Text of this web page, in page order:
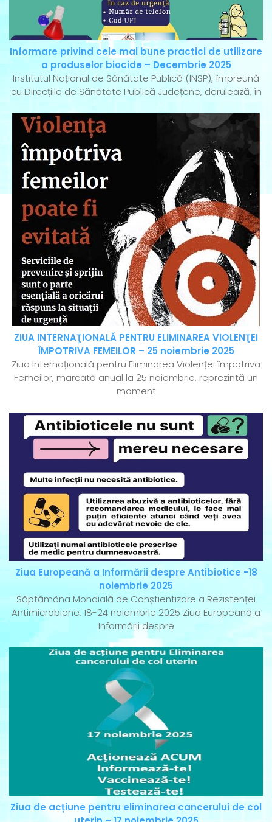
Informare privind cele mai bune practici de utilizare
a produselor biocide – Decembrie 2025
Institutul Național de Sănătate Publică (INSP), împreună
cu Direcțiile de Sănătate Publică Județene, derulează, în
ZIUA INTERNAŢIONALĂ PENTRU ELIMINAREA VIOLENŢEI
ÎMPOTRIVA FEMEILOR – 25 noiembrie 2025
Ziua Internațională pentru Eliminarea Violenței împotriva
Femeilor, marcată anual la 25 noiembrie, reprezintă un
moment
Ziua Europeană a Informării despre Antibiotice -18
noiembrie 2025
Săptămâna Mondială de Conștientizare a Rezistenței
Antimicrobiene, 18-24 noiembrie 2025 Ziua Europeană a
Informării despre
Ziua de acțiune pentru eliminarea cancerului de col